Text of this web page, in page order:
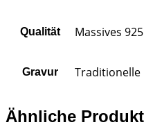
Qualität Massives
Gravur
Ähnliche